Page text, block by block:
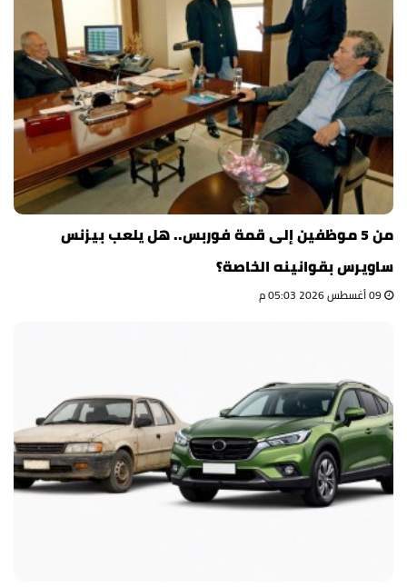
من 5 موظفين إلى قمة فوربس.. هل يلعب بيزنس
ساويرس بقوانينه الخاصة؟